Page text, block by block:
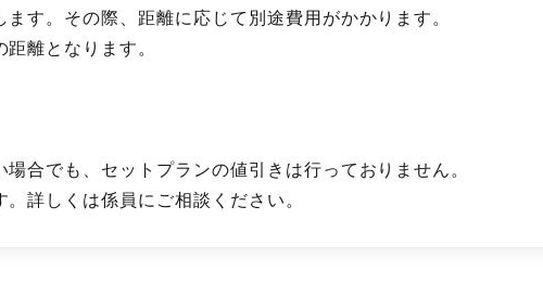
す。その際、距離に応じて別途費用がかかります。
離となります。
合でも、セットプランの値引きは行っておりません。
詳しくは係員にご相談ください。